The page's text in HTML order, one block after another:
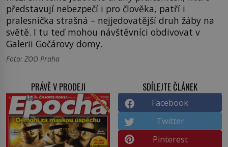
představují nebezpečí i pro člověka, patří i
pralesnička strašná – nejjedovatější druh žáby na
světě. I tu teď mohou návštěvníci obdivovat v
Galerii Gočárovy domy.
Foto: ZOO Praha
PRÁVĚ V PRODEJI SDÍLEJTE ČLÁNEK
Facebook
Twitter
Pinterest